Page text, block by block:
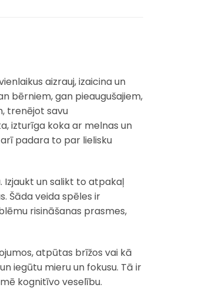
aizrauj, izaicina un
bērniem, gan pieaugušajiem,
trenējot savu
izturīga koka ar melnas un
padara to par lielisku
Izjaukt un salikt to atpakaļ
Šāda veida spēles ir
risināšanas prasmes,
atpūtas brīžos vai kā
iegūtu mieru un fokusu. Tā ir
kognitīvo veselību.